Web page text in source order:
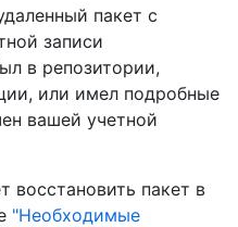
пакет с
записи
в репозитории,
или имел подробные
вашей учетной
восстановить пакет в
"Необходимые